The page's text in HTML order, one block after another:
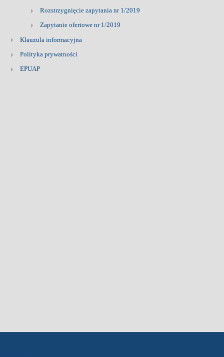
Rozstrzygnięcie zapytania nr 1/2019
Zapytanie ofertowe nr 1/2019
Klauzula informacyjna
Polityka prywatności
EPUAP